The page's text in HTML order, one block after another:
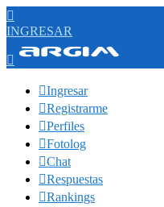

INGRESAR

Ingresar
Registrarme
Perfiles
Fotolog
Chat
Respuestas
Rankings